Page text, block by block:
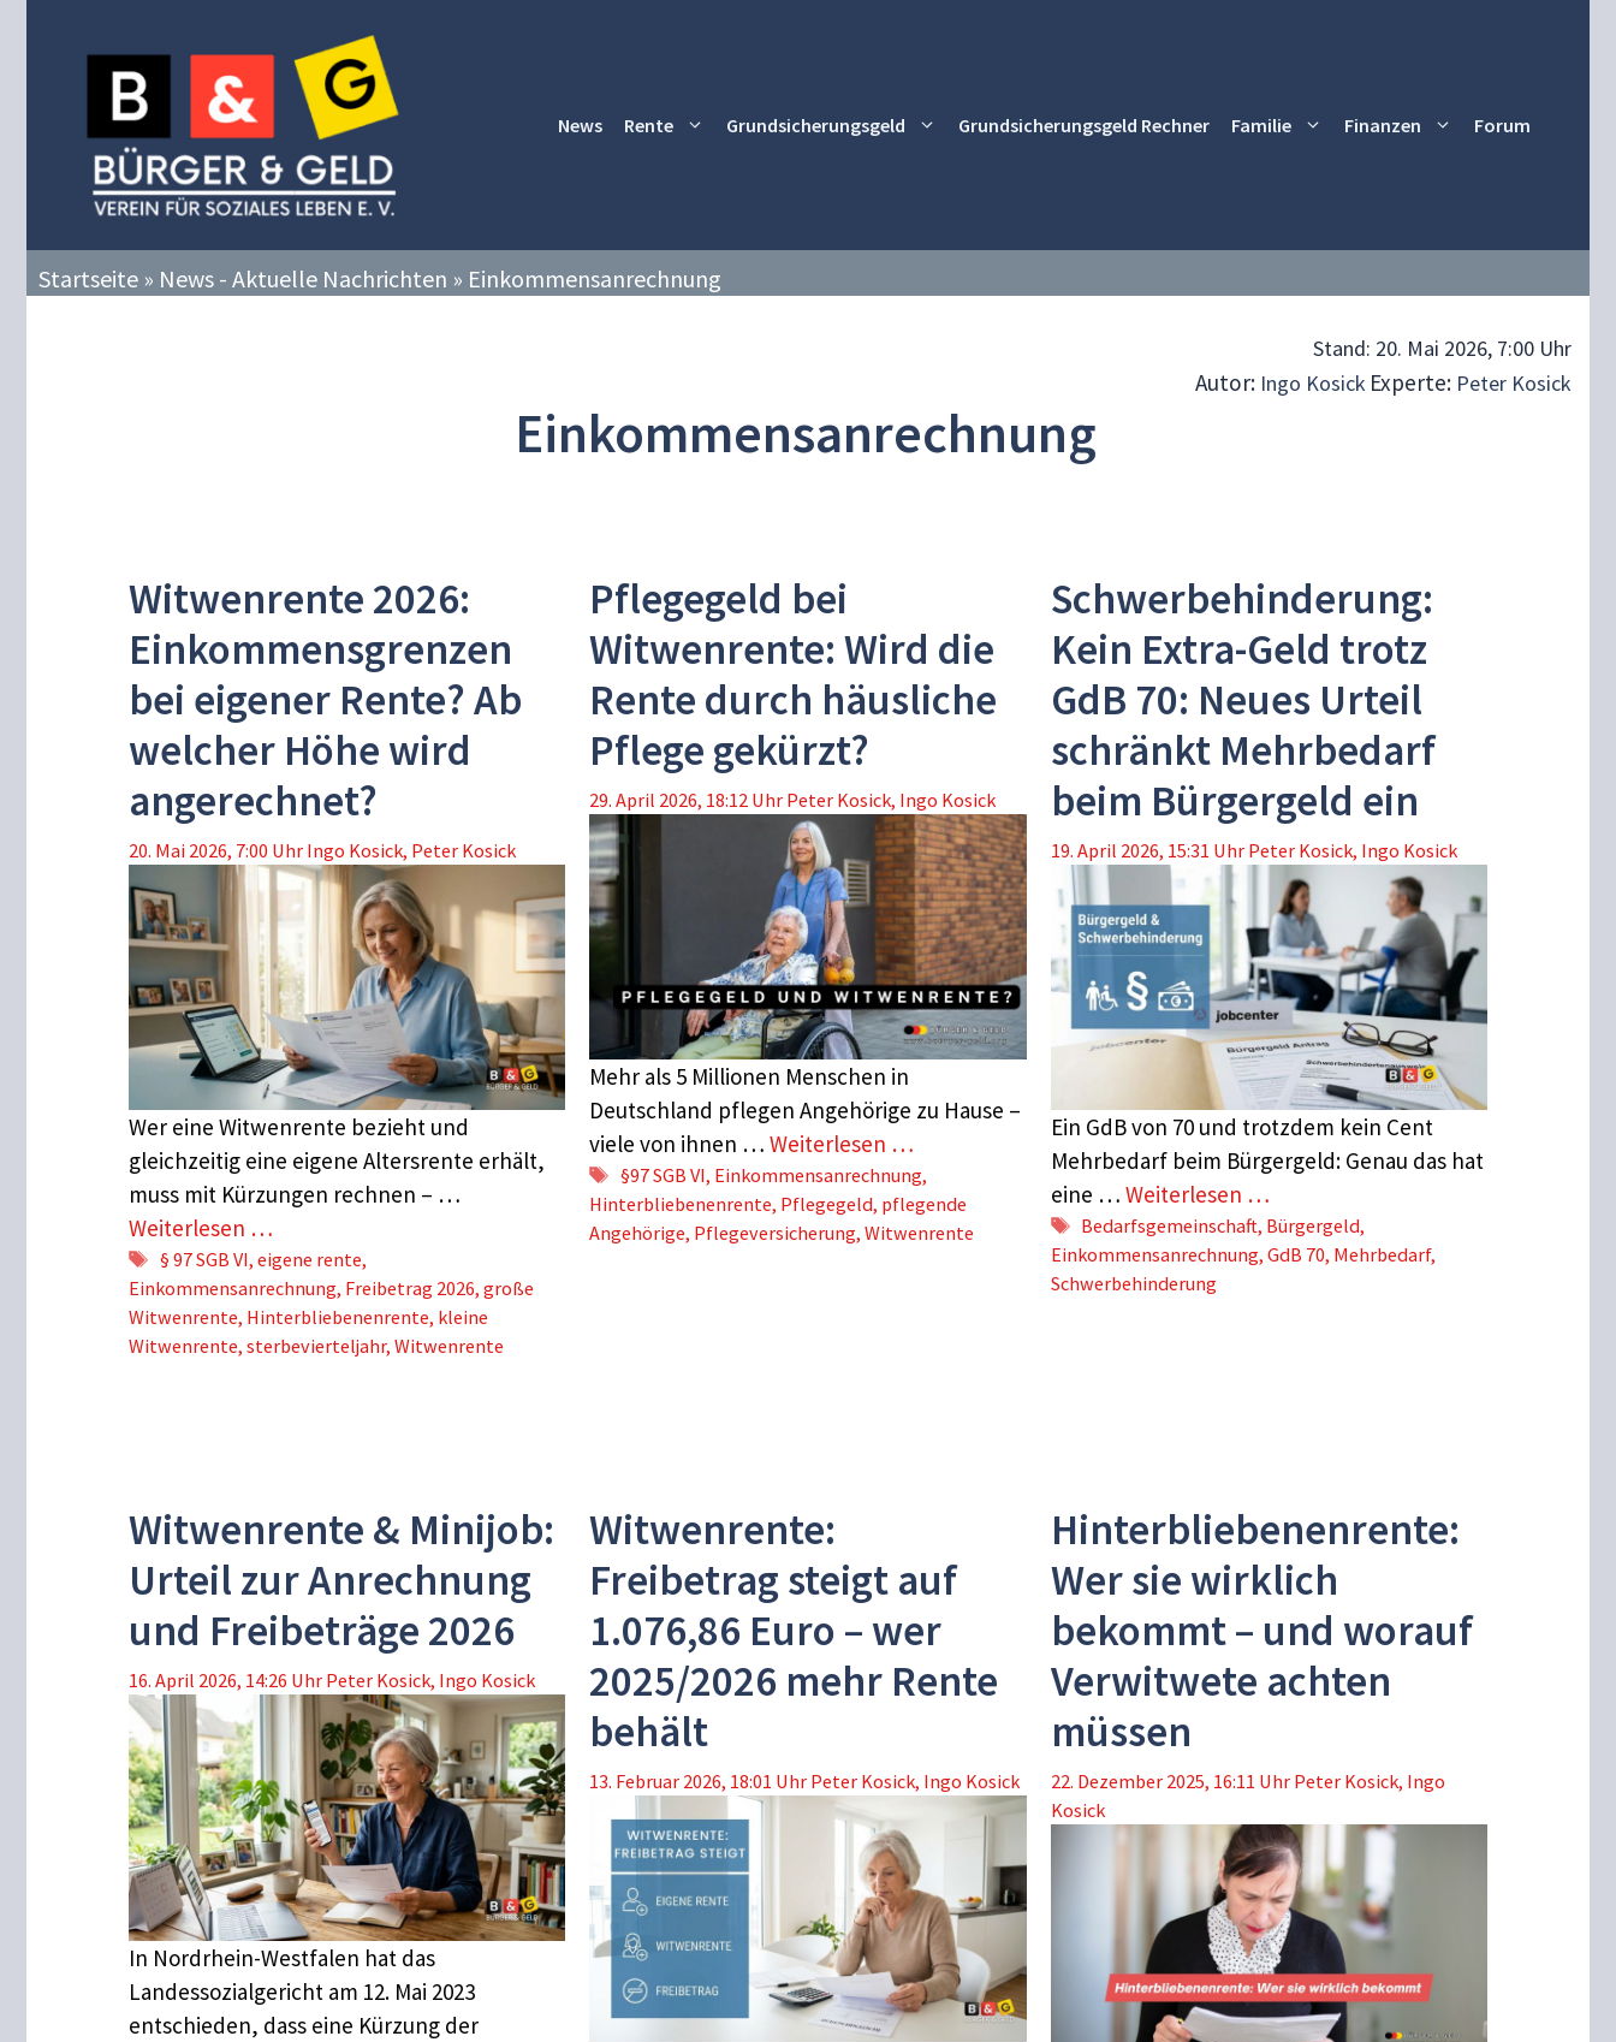
News Rente Grundsicherungsgeld Grundsicherungsgeld Rechner Familie Finanzen Forum
Startseite » News - Aktuelle Nachrichten » Einkommensanrechnung
Stand: 20. Mai 2026, 7:00 Uhr
Autor: Ingo Kosick Experte: Peter Kosick
Einkommensanrechnung
Witwenrente 2026:
Einkommensgrenzen
bei eigener Rente? Ab
welcher Höhe wird
angerechnet?
20. Mai 2026, 7:00 Uhr Ingo Kosick, Peter Kosick
Wer eine Witwenrente bezieht und
gleichzeitig eine eigene Altersrente erhält,
muss mit Kürzungen rechnen – …
Weiterlesen …
Schlagwörter
§ 97 SGB VI, eigene rente,
Einkommensanrechnung, Freibetrag 2026, große
Witwenrente, Hinterbliebenenrente, kleine
Witwenrente, sterbevierteljahr, Witwenrente
Pflegegeld bei
Witwenrente: Wird die
Rente durch häusliche
Pflege gekürzt?
29. April 2026, 18:12 Uhr Peter Kosick, Ingo Kosick
Mehr als 5 Millionen Menschen in
Deutschland pflegen Angehörige zu Hause –
viele von ihnen …Weiterlesen …
Schlagwörter
§97 SGB VI, Einkommensanrechnung,
Hinterbliebenenrente, Pflegegeld, pflegende
Angehörige, Pflegeversicherung,Witwenrente
Schwerbehinderung:
Kein Extra-Geld trotz
GdB 70: Neues Urteil
schränkt Mehrbedarf
beim Bürgergeld ein
19. April 2026, 15:31 Uhr Peter Kosick, Ingo Kosick
Ein GdB von 70 und trotzdem kein Cent
Mehrbedarf beim Bürgergeld: Genau das hat
eine … Weiterlesen …
Schlagwörter
Bedarfsgemeinschaft, Bürgergeld,
Einkommensanrechnung, GdB 70, Mehrbedarf,
Schwerbehinderung
Witwenrente & Minijob:
Urteil zur Anrechnung
und Freibeträge 2026
16. April 2026, 14:26 Uhr Peter Kosick, Ingo Kosick
In Nordrhein-Westfalen hat das
Landessozialgericht am 12. Mai 2023
entschieden, dass eine Kürzung der
Witwenrente:
Freibetrag steigt auf
1.076,86 Euro – wer
2025/2026 mehr Rente
behält
13. Februar 2026, 18:01 Uhr Peter Kosick, Ingo Kosick
Hinterbliebenenrente:
Wer sie wirklich
bekommt – und worauf
Verwitwete achten
müssen
22. Dezember 2025, 16:11 Uhr Peter Kosick, Ingo
Kosick